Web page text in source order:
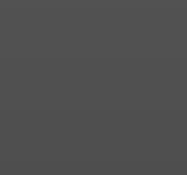
граждан во